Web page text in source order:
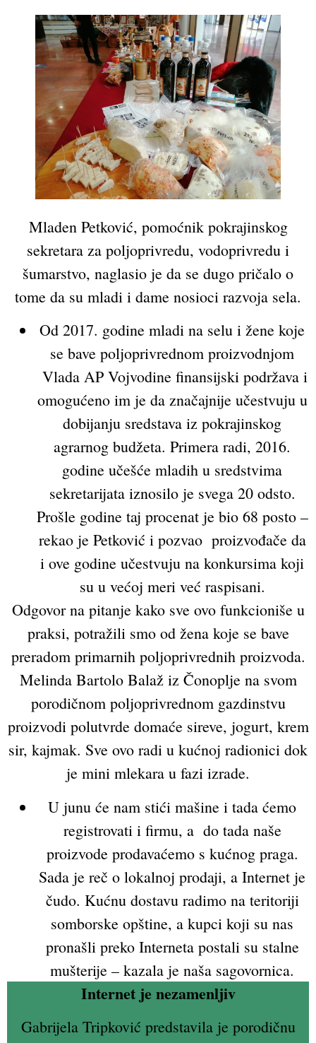
Mladen Petković, pomoćnik pokrajinskog
sekretara za poljoprivredu, vodoprivredu i
šumarstvo, naglasio je da se dugo pričalo o
tome da su mladi i dame nosioci razvoja sela.
Od 2017. godine mladi na selu i žene koje
se bave poljoprivrednom proizvodnjom
Vlada AP Vojvodine finansijski podržava i
omogućeno im je da značajnije učestvuju u
dobijanju sredstava iz pokrajinskog
agrarnog budžeta. Primera radi, 2016.
godine učešće mladih u sredstvima
sekretarijata iznosilo je svega 20 odsto.
Prošle godine taj procenat je bio 68 posto –
rekao je Petković i pozvao proizvođače da
i ove godine učestvuju na konkursima koji
su u većoj meri već raspisani.
Odgovor na pitanje kako sve ovo funkcioniše u
praksi, potražili smo od žena koje se bave
preradom primarnih poljoprivrednih proizvoda.
Melinda Bartolo Balaž iz Čonoplje na svom
porodičnom poljoprivrednom gazdinstvu
proizvodi polutvrde domaće sireve, jogurt, krem
sir, kajmak. Sve ovo radi u kućnoj radionici dok
je mini mlekara u fazi izrade.
U junu će nam stići mašine i tada ćemo
registrovati i firmu, a do tada naše
proizvode prodavaćemo s kućnog praga.
Sada je reč o lokalnoj prodaji, a Internet je
čudo. Kućnu dostavu radimo na teritoriji
somborske opštine, a kupci koji su nas
pronašli preko Interneta postali su stalne
mušterije – kazala je naša sagovornica.
Internet je nezamenljiv
Gabrijela Tripković predstavila je porodičnu